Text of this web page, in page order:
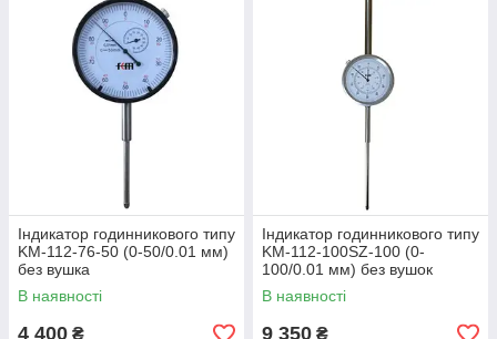
Індикатор годинникового типу
KM-112-76-50 (0-50/0.01 мм)
без вушка
В наявності
4 400 ₴
Індикатор годинникового типу
KM-112-100SZ-100 (0-
100/0.01 мм) без вушок
В наявності
9 350 ₴